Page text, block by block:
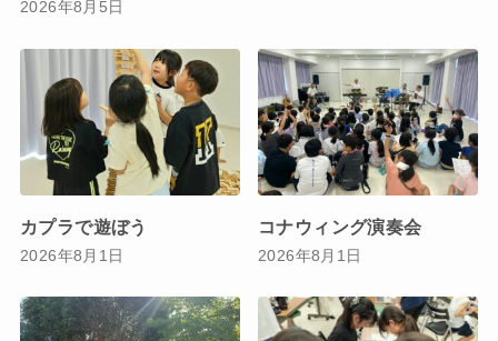
2026年8月5日
カプラで遊ぼう
2026年8月1日
コナウィング演奏会
2026年8月1日